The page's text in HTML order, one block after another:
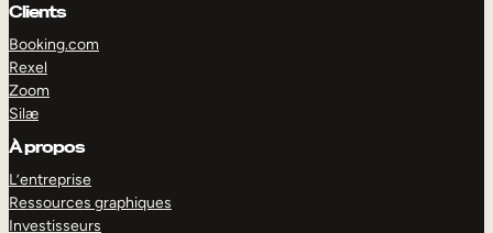
Clients
Booking.com
Rexel
Zoom
Silæ
À propos
L’entreprise
Ressources graphiques
Investisseurs